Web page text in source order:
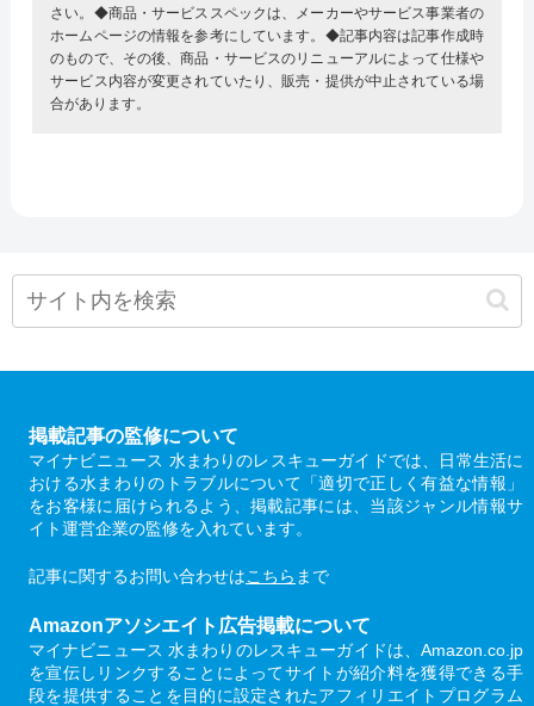
さい。◆商品・サービススペックは、メーカーやサービス事業者の
ホームページの情報を参考にしています。◆記事内容は記事作成時
のもので、その後、商品・サービスのリニューアルによって仕様や
サービス内容が変更されていたり、販売・提供が中止されている場
合があります。
掲載記事の監修について
マイナビニュース 水まわりのレスキューガイドでは、日常生活に
おける水まわりのトラブルについて「適切で正しく有益な情報」
をお客様に届けられるよう、掲載記事には、当該ジャンル情報サ
イト運営企業の監修を入れています。
記事に関するお問い合わせはこちら まで
Amazonアソシエイト広告掲載について
マイナビニュース 水まわりのレスキューガイドは、Amazon.co.jp
を宣伝しリンクすることによってサイトが紹介料を獲得できる手
段を提供することを目的に設定されたアフィリエイトプログラム